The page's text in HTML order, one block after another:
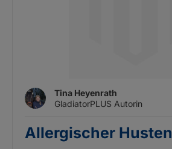
Tina Heyenrath
GladiatorPLUS Autorin
Allergischer Husten